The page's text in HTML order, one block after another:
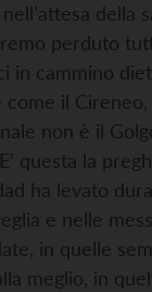
della
perduto
in cammino
come il
non è il
questa la
ha levato
e nelle
in quelle
meglio, in